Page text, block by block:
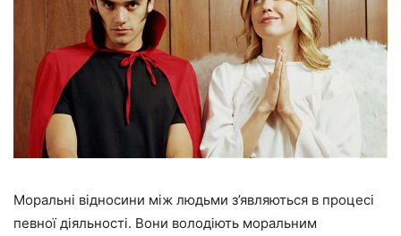
Моральні відносини між людьми з’являються в процесі
певної діяльності. Вони володіють моральним